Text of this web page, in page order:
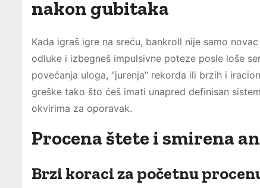
nakon gubitaka
Kada igraš igre na sreću, bankroll nije samo
odluke i izbegneš impulsivne poteze posle loše
povećanja uloga, “jurenja” rekorda ili brzih i
greške tako što ćeš imati unapred definisan
okvirima za oporavak.
Procena štete i smirena
Brzi koraci za početnu